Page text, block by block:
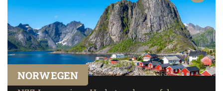
NORWEGEN